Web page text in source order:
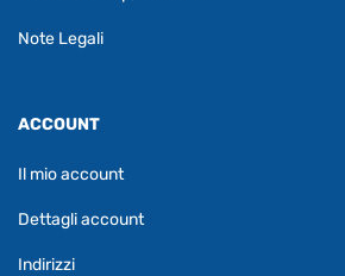
Note Legali
ACCOUNT
Il mio account
Dettagli account
Indirizzi